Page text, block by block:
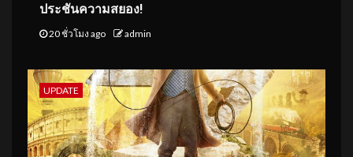
ประชันความสยอง!
20 ชั่วโมง ago admin
UPDATE